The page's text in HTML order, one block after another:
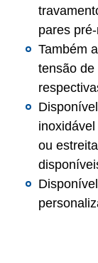
pares
Também
tensão de
ou